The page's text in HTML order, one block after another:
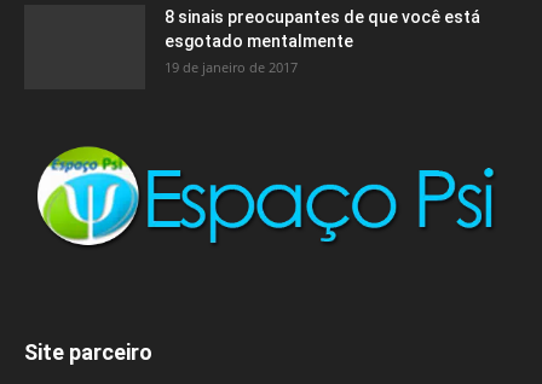
8 sinais preocupantes de que você está
esgotado mentalmente
19 de janeiro de 2017
Site parceiro